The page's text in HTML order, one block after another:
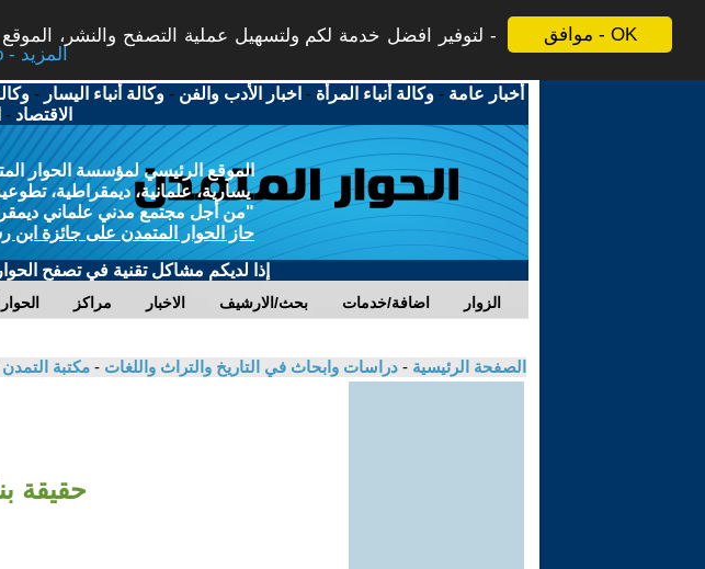
موافق - OK
لتوفير افضل خدمة لكم ولتسهيل عملية التصفح والنشر،
More info - المزيد
أخبار عامة -وكالة أنباء المرأة - اخبار الأدب والفن -وكالة أنباء اليسار -
الاقتصاد -
الموقع الرئيسي لمؤسسة الحوار
يسارية، علمانية، ديمقراطية،
"من أجل مجتمع مدني علماني
حاز الحوار المتمدن على جائزة ابن
إذا لديكم مشاكل تقنية في تصفح
مراكز الاخبار بحث/الارشيف اضافة/خدمات الزوار
الصفحة الرئيسية - دراسات وابحاث في التاريخ والتراث واللغات - مكتبة التمدن
حقيقة